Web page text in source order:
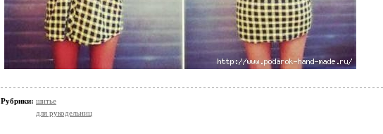
Рубрики: шитье
для рукодельниц